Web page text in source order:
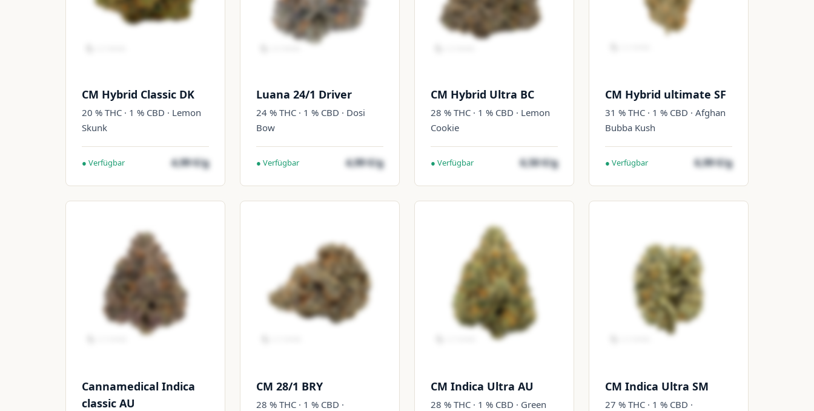
CM Hybrid Classic DK
20 % THC · 1 % CBD · Lemon
Skunk
● Verfügbar 4,99 €/g
Luana 24/1 Driver
24 % THC · 1 % CBD · Dosi
Bow
● Verfügbar 4,99 €/g
CM Hybrid Ultra BC
28 % THC · 1 % CBD · Lemon
Cookie
● Verfügbar 6,50 €/g
CM Hybrid ultimate SF
31 % THC · 1 % CBD · Afghan
Bubba Kush
● Verfügbar 6,99 €/g
Cannamedical Indica
classic AU
CM 28/1 BRY
28 % THC · 1 % CBD ·
CM Indica Ultra AU
28 % THC · 1 % CBD · Green
CM Indica Ultra SM
27 % THC · 1 % CBD ·